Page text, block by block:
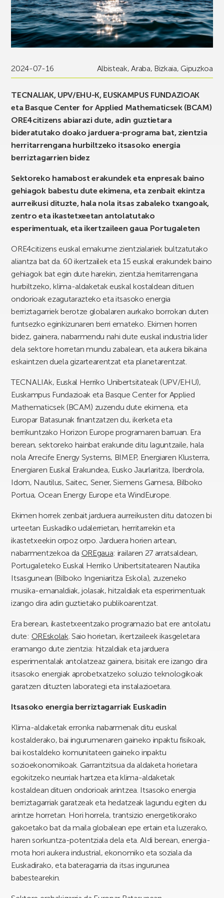
2024-07-16 Albisteak,Araba, Bizkaia,Gipuzkoa
TECNALIAK, UPV/EHU-K, EUSKAMPUS FUNDAZIOAK
eta Basque Center for Applied Mathematicsek (BCAM)
ORE4citizens abiarazi dute, adin guztietara
bideratutako doako jarduera-programa bat, zientzia
herritarrengana hurbiltzeko itsasoko energia
berriztagarrien bidez
Sektoreko hamabost erakundek eta enpresak baino
gehiagok babestu dute ekimena, eta zenbait ekintza
aurreikusi dituzte, hala nola itsas zabaleko txangoak,
zentro eta ikastetxeetan antolatutako
esperimentuak, eta ikertzaileen gaua Portugaleten
ORE4citizens euskal emakume zientzialariek bultzatutako
aliantza bat da. 60 ikertzailek eta 15 euskal erakundek baino
gehiagok bat egin dute harekin, zientzia herritarrengana
hurbiltzeko, klima-aldaketak euskal kostaldean dituen
ondorioak ezagutarazteko eta itsasoko energia
berriztagarriek berotze globalaren aurkako borrokan duten
funtsezko eginkizunaren berri emateko. Ekimen horren
bidez, gainera, nabarmendu nahi dute euskal industria lider
dela sektore horretan mundu zabalean, eta aukera bikaina
eskaintzen duela gizartearentzat eta planetarentzat.
TECNALIAk, Euskal Herriko Unibertsitateak (UPV/EHU),
Euskampus Fundazioak eta Basque Center for Applied
Mathematicsek (BCAM) zuzendu dute ekimena, eta
Europar Batasunak finantzatzen du, ikerketa eta
berrikuntzako Horizon Europe programaren barruan. Era
berean, sektoreko hainbat erakunde ditu laguntzaile, hala
nola Arrecife Energy Systems, BIMEP, Energiaren Klusterra,
Energiaren Euskal Erakundea, Eusko Jaurlaritza, Iberdrola,
Idom, Nautilus, Saitec, Sener, Siemens Gamesa, Bilboko
Portua, Ocean Energy Europe eta WindEurope.
Ekimen horrek zenbait jarduera aurreikusten ditu datozen bi
urteetan Euskadiko udalerrietan, herritarrekin eta
ikastetxeekin orpoz orpo. Jarduera horien artean,
nabarmentzekoa da OREgaua: irailaren 27 arratsaldean,
Portugaleteko Euskal Herriko Unibertsitatearen Nautika
Itsasgunean (Bilboko Ingeniaritza Eskola), zuzeneko
musika-emanaldiak, jolasak, hitzaldiak eta esperimentuak
izango dira adin guztietako publikoarentzat.
Era berean, ikastetxeentzako programazio bat ere antolatu
dute: OREskolak. Saio horietan, ikertzaileek ikasgeletara
eramango dute zientzia: hitzaldiak eta jarduera
esperimentalak antolatzeaz gainera, bisitak ere izango dira
itsasoko energiak aprobetxatzeko soluzio teknologikoak
garatzen dituzten laborategi eta instalazioetara.
Itsasoko energia berriztagarriak Euskadin
Klima-aldaketak erronka nabarmenak ditu euskal
kostalderako, bai ingurumenaren gaineko inpaktu fisikoak,
bai kostaldeko komunitateen gaineko inpaktu
sozioekonomikoak. Garrantzitsua da aldaketa horietara
egokitzeko neurriak hartzea eta klima-aldaketak
kostaldean dituen ondorioak arintzea. Itsasoko energia
berriztagarriak garatzeak eta hedatzeak lagundu egiten du
arintze horretan. Hori horrela, trantsizio energetikorako
gakoetako bat da maila globalean epe ertain eta luzerako,
haren sorkuntza-potentziala dela eta. Aldi berean, energia-
mota hori aukera industrial, ekonomiko eta soziala da
Euskadirako, eta bateragarria da itsas ingurunea
babestearekin.